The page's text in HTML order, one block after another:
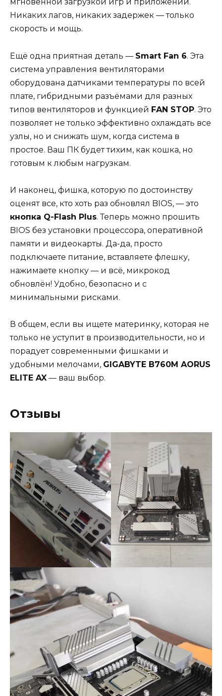
мгновенной загрузкой игр и приложений.
Никаких лагов, никаких задержек — только
скорость и мощь.
Ещё одна приятная деталь — Smart Fan 6. Эта
система управления вентиляторами
оборудована датчиками температуры по всей
плате, гибридными разъёмами для разных
типов вентиляторов и функцией FAN STOP. Это
позволяет не только эффективно охлаждать все
узлы, но и снижать шум, когда система в
простое. Ваш ПК будет тихим, как кошка, но
готовым к любым нагрузкам.
И наконец, фишка, которую по достоинству
оценят все, кто хоть раз обновлял BIOS, — это
кнопка Q-Flash Plus. Теперь можно прошить
BIOS без установки процессора, оперативной
памяти и видеокарты. Да-да, просто
подключаете питание, вставляете флешку,
нажимаете кнопку — и всё, микрокод
обновлён! Удобно, безопасно и с
минимальными рисками.
В общем, если вы ищете материнку, которая не
только не уступит в производительности, но и
порадует современными фишками и
удобными мелочами, GIGABYTE B760M AORUS
ELITE AX — ваш выбор.
Отзывы